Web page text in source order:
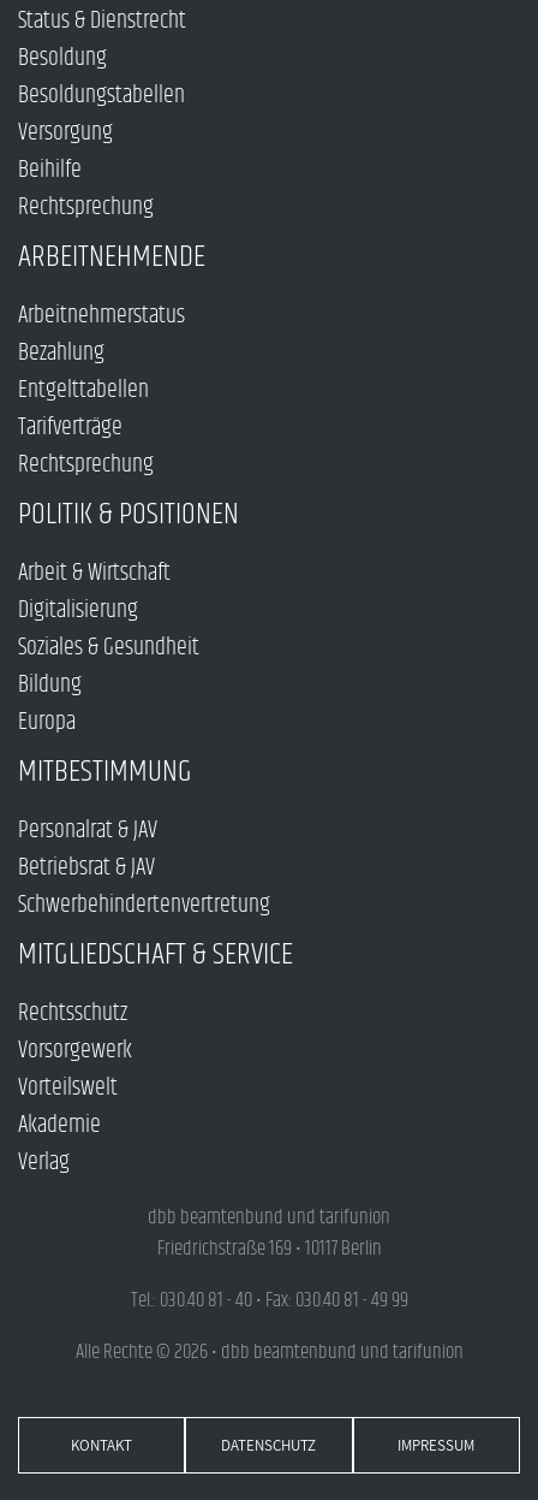
Status & Dienstrecht
Besoldung
Besoldungstabellen
Versorgung
Beihilfe
Rechtsprechung
ARBEITNEHMENDE
Arbeitnehmerstatus
Bezahlung
Entgelttabellen
Tarifverträge
Rechtsprechung
POLITIK & POSITIONEN
Arbeit & Wirtschaft
Digitalisierung
Soziales & Gesundheit
Bildung
Europa
MITBESTIMMUNG
Personalrat & JAV
Betriebsrat & JAV
Schwerbehindertenvertretung
MITGLIEDSCHAFT & SERVICE
Rechtsschutz
Vorsorgewerk
Vorteilswelt
Akademie
Verlag
dbb beamtenbund und tarifunion
Friedrichstraße 169 • 10117 Berlin
Tel.: 030.40 81 - 40 • Fax: 030.40 81 - 49 99
Alle Rechte © 2026 • dbb beamtenbund und tarifunion
KONTAKT DATENSCHUTZ IMPRESSUM